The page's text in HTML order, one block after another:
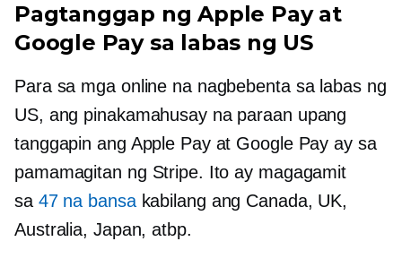
Pagtanggap ng Apple Pay at
Google Pay sa labas ng US
Para sa mga online na nagbebenta sa labas ng
US, ang pinakamahusay na paraan upang
tanggapin ang Apple Pay at Google Pay ay sa
pamamagitan ng Stripe. Ito ay magagamit
sa 47 na bansakabilang ang Canada, UK,
Australia, Japan, atbp.